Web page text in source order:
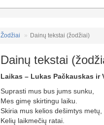
Žodžiai Dainų tekstai (žodžiai)
Dainų tekstai
Laikas – Lukas Pačkauskas ir
Suprasti mus bus jums sunku,
Mes gimę skirtingu laiku.
Skiria mus kelios dešimtys metų,
Kelių laikmečių ratai.